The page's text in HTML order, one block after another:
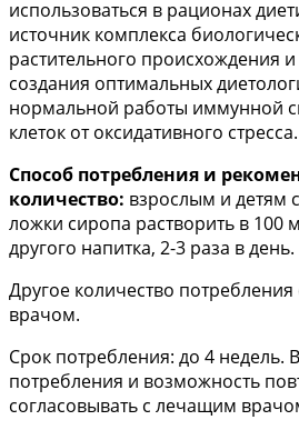
использоваться в рационах
источник комплекса
растительного происхождения
создания оптимальных
нормальной работы иммунной
клеток от оксидативного стресса.
Способ потребления и
количество: взрослым и детям
ложки сиропа растворить в 100
другого напитка, 2-3 раза в день.
Другое количество потребления
врачом.
Срок потребления: до 4 недель.
потребления и возможность
согласовывать с лечащим